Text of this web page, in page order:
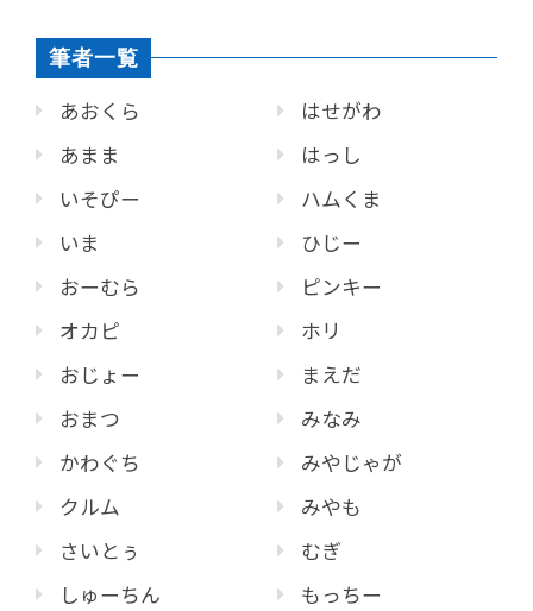
筆者一覧
あおくら
あまま
いそぴー
いま
おーむら
オカピ
おじょー
おまつ
かわぐち
クルム
さいとぅ
しゅーちん
はせがわ
はっし
ハムくま
ひじー
ピンキー
ホリ
まえだ
みなみ
みやじゃが
みやも
むぎ
もっちー